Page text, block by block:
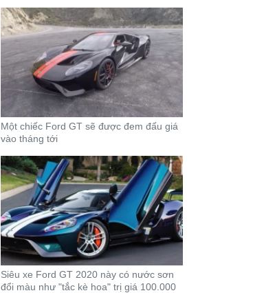
Một chiếc Ford GT sẽ được đem đấu giá
vào tháng tới
Siêu xe Ford GT 2020 này có nước sơn
đổi màu như "tắc kè hoa" trị giá 100.000